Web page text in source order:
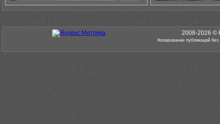
2008-2026 ©
Копирование публикаций